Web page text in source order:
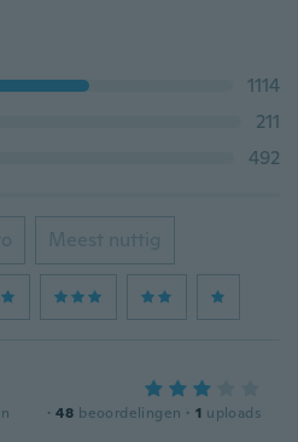
1114
211
492
Meest nuttig
· 48 beoordelingen · 1 uploads